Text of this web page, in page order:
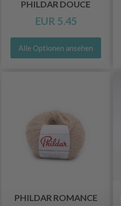
PHILDAR DOUCE
EUR 5.45
Alle Optionen ansehen
PHILDAR ROMANCE